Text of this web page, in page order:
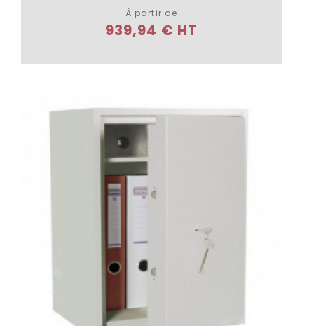
À partir de
939,94 € HT